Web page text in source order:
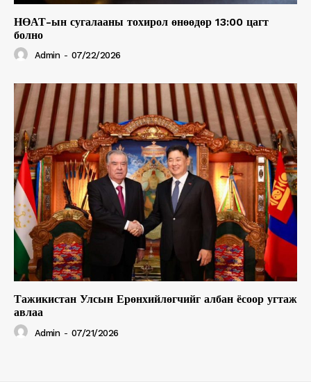
НӨАТ-ын сугалааны тохирол өнөөдөр 13:00 цагт
болно
Admin - 07/22/2026
Тажикистан Улсын Ерөнхийлөгчийг албан ёсоор угтаж
авлаа
Admin - 07/21/2026